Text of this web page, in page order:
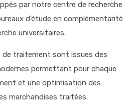
par notre centre de recherche
d’étude en complémentarité
universitaires.
traitement sont issues des
permettant pour chaque
et une optimisation des
marchandises traitées.